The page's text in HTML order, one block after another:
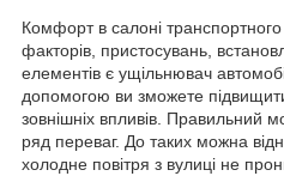
Комфорт в салоні
факторів, пристосувань,
елементів є ущільнювач
допомогою ви зможете
зовнішніх впливів. Правильний
ряд переваг. До таких можна
холодне повітря з вулиці не